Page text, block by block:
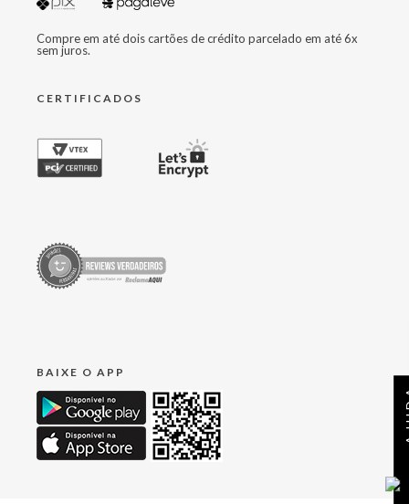
Compre em até dois cartões de crédito parcelado em até 6x
sem juros.
CERTIFICADOS
BAIXE O APP